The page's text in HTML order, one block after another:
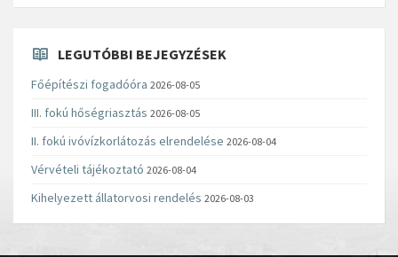
LEGUTÓBBI BEJEGYZÉSEK
Főépítészi fogadóóra 2026-08-05
III. fokú hőségriasztás 2026-08-05
II. fokú ivóvízkorlátozás elrendelése 2026-08-04
Vérvételi tájékoztató 2026-08-04
Kihelyezett állatorvosi rendelés 2026-08-03